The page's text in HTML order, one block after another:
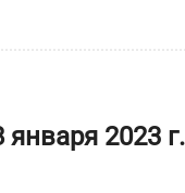
2023 г.